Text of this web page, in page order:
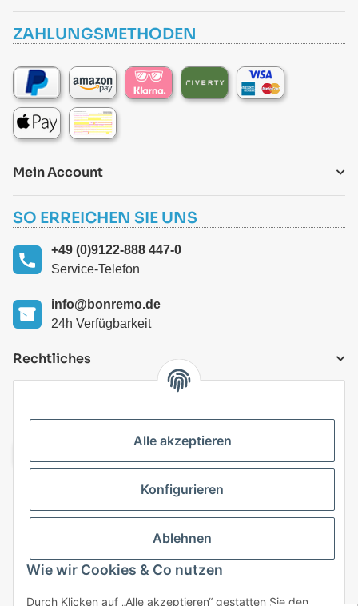
ZAHLUNGSMETHODEN
Mein Account
SO ERREICHEN SIE UNS
+49 (0)9122-888 447-0
Service-Telefon
info@bonremo.de
24h Verfügbarkeit
Rechtliches
Vertrag widerrufen
* Alle Preise inkl. gesetzlicher USt., zzgl.Versand
Alle akzeptieren
Konfigurieren
Ablehnen
Wie wir Cookies & Co nutzen
Durch Klicken auf „Alle akzeptieren“ gestatten Sie den